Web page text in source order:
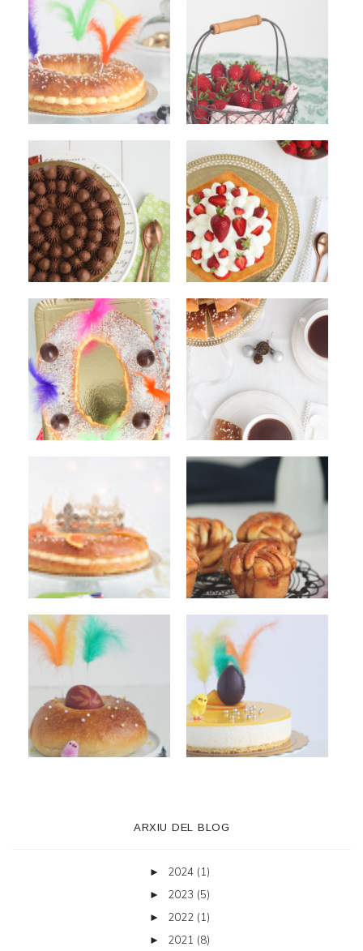
ARXIU DEL BLOG
► 2024 (1)
► 2023 (5)
► 2022 (1)
► 2021 (8)